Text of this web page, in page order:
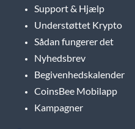
Support & Hjælp
Understøttet Krypto
Sådan fungerer det
Nyhedsbrev
Begivenhedskalender
CoinsBee Mobilapp
Kampagner